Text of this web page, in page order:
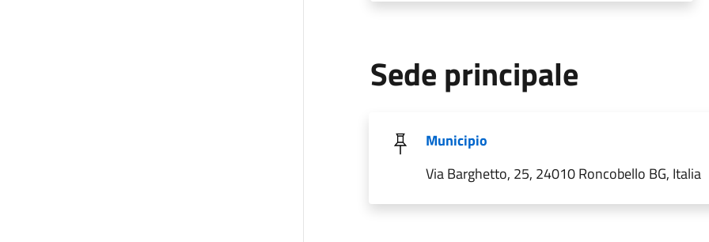
Sede principale
Municipio
Via Barghetto, 25, 24010 Roncobello BG, Italia